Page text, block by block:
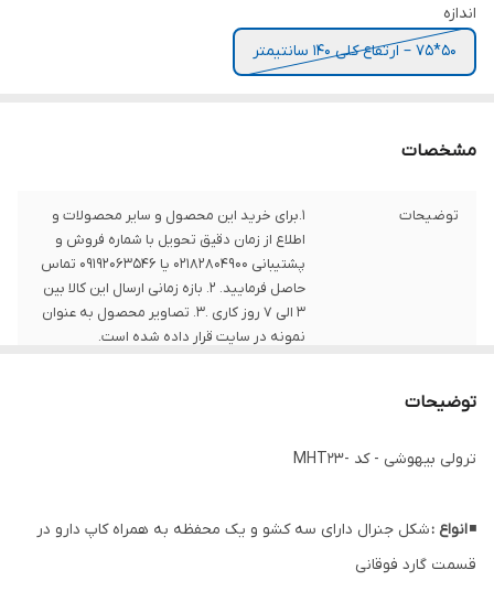
اندازه
50*75 – ارتفاع کلی 140 سانتیمتر
مشخصات
توضیحات
1.برای خرید این محصول و سایر محصولات و
اطلاع از زمان دقیق تحویل با شماره فروش و
پشتیبانی 02182804900 یا 09192063546 تماس
حاصل فرمایید. 2. بازه زمانی ارسال این کالا بین
3 الی 7 روز کاری .3. تصاویر محصول به عنوان
نمونه در سایت قرار داده شده است.
توضیحات
ترولی بیهوشی - کد -MHT23
◾انواع :شکل جنرال دارای سه کشو و یک محفظه به همراه کاپ دارو در
قسمت گارد فوقانی